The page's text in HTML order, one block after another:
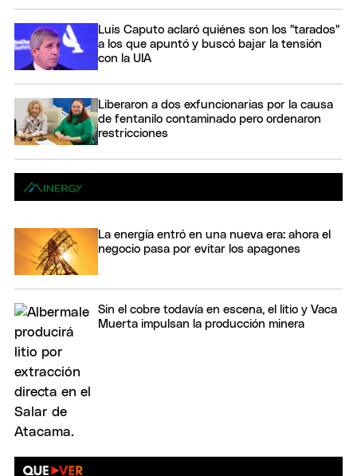
Luis Caputo aclaró quiénes son los "tarados"
a los que apuntó y buscó bajar la tensión
con la UIA
Liberaron a dos exfuncionarias por la causa
de fentanilo contaminado pero ordenaron
restricciones
La energía entró en una nueva era: ahora el
negocio pasa por evitar los apagones
Sin el cobre todavía en escena, el litio y Vaca
Muerta impulsan la producción minera